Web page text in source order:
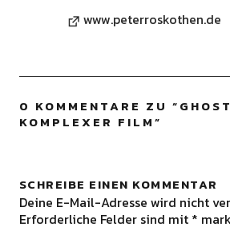
www.peterroskothen.de
0 KOMMENTARE ZU “
KOMPLEXER FILM”
SCHREIBE EINEN KOMMENTAR
Deine E-Mail-Adresse wird nicht
Erforderliche Felder sind mit *